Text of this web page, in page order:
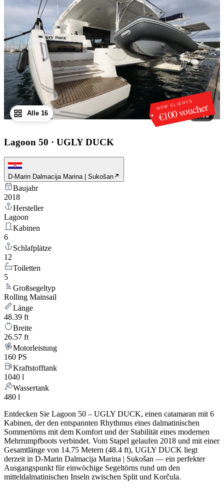
NEW CLIENTS
€100 voucher
1/16
Alle 16
Lagoon 50 · UGLY DUCK
D-Marin Dalmacija Marina | Sukošan
Baujahr
2018
Hersteller
Lagoon
Kabinen
6
Schlafplätze
12
Toiletten
5
Großsegeltyp
Rolling Mainsail
Länge
48.39 ft
Breite
26.57 ft
Motorleistung
160 PS
Kraftstofftank
1040 l
Wassertank
480 l
Entdecken Sie Lagoon 50 – UGLY DUCK, einen catamaran mit 6
Kabinen, der den entspannten Rhythmus eines dalmatinischen
Sommertörns mit dem Komfort und der Stabilität eines modernen
Mehrrumpfboots verbindet. Vom Stapel gelaufen 2018 und mit einer
Gesamtlänge von 14.75 Metern (48.4 ft), UGLY DUCK liegt
derzeit in D-Marin Dalmacija Marina | Sukošan — ein perfekter
Ausgangspunkt für einwöchige Segeltörns rund um den
mitteldalmatinischen Inseln zwischen Split und Korčula.